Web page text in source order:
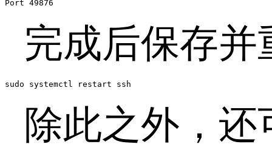
Port 49876
完成后保存并
sudo systemctl restart ssh
除此之外，